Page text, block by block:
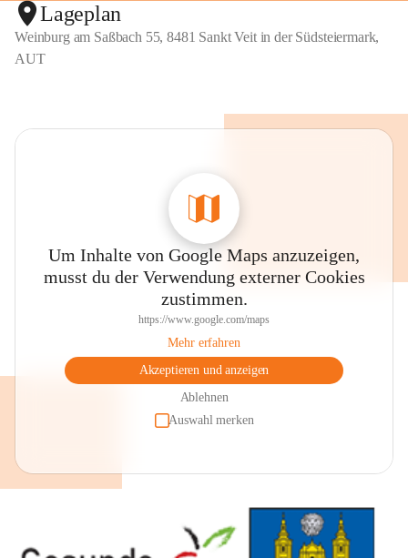
Lageplan
Weinburg am Saßbach 55, 8481 Sankt Veit in der Südsteiermark,
AUT
Um Inhalte von Google Maps anzuzeigen,
musst du der Verwendung externer Cookies
zustimmen.
https://www.google.com/maps
Mehr erfahren
Akzeptieren und anzeigen
Ablehnen
Auswahl merken